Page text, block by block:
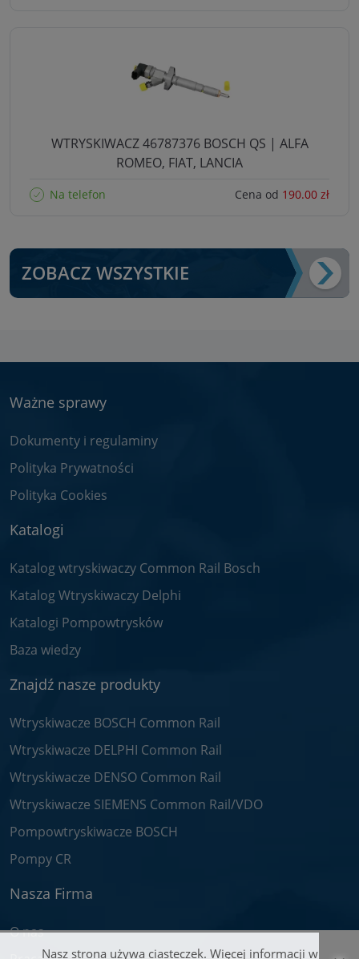
WTRYSKIWACZ 46787376 BOSCH QS | ALFA
ROMEO, FIAT, LANCIA
Na telefon Cena od 190.00 zł
ZOBACZ WSZYSTKIE
Nasz strona używa ciasteczek. Więcej informacji w
Ważne sprawy
Dokumenty i regulaminy
Polityka Prywatności
Polityka Cookies
Katalogi
Katalog wtryskiwaczy Common Rail Bosch
Katalog Wtryskiwaczy Delphi
Katalogi Pompowtrysków
Baza wiedzy
Znajdź nasze produkty
Wtryskiwacze BOSCH Common Rail
Wtryskiwacze DELPHI Common Rail
Wtryskiwacze DENSO Common Rail
Wtryskiwacze SIEMENS Common Rail/VDO
Pompowtryskiwacze BOSCH
Pompy CR
Nasza Firma
O nas